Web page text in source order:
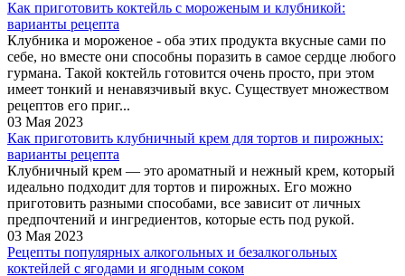
Как приготовить коктейль с мороженым и клубникой:
варианты рецепта
Клубника и мороженое - оба этих продукта вкусные сами по
себе, но вместе они способны поразить в самое сердце любого
гурмана. Такой коктейль готовится очень просто, при этом
имеет тонкий и ненавязчивый вкус. Существует множеством
рецептов его приг...
03 Мая 2023
Как приготовить клубничный крем для тортов и пирожных:
варианты рецепта
Клубничный крем — это ароматный и нежный крем, который
идеально подходит для тортов и пирожных. Его можно
приготовить разными способами, все зависит от личных
предпочтений и ингредиентов, которые есть под рукой.
03 Мая 2023
Рецепты популярных алкогольных и безалкогольных
коктейлей с ягодами и ягодным соком